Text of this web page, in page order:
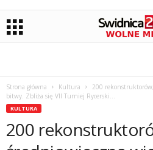
Strona główna Kultura
200
bitwy. Zbliża się VII Turniej Rycerski...
KULTURA
200